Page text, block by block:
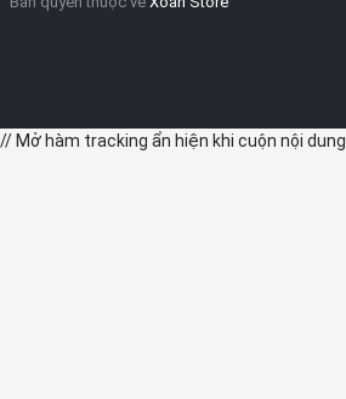
// Mở hàm tracking ẩn hiện khi cuộn nội dung.